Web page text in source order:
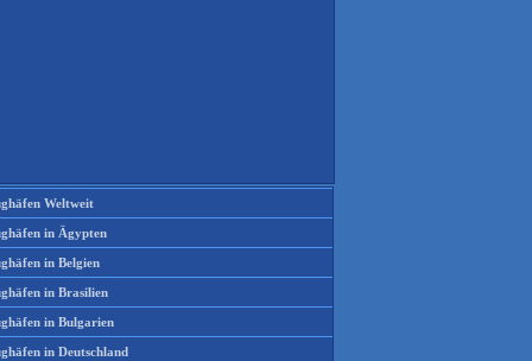
Weltweit
in Ägypten
in Belgien
in Brasilien
in Bulgarien
in Deutschland